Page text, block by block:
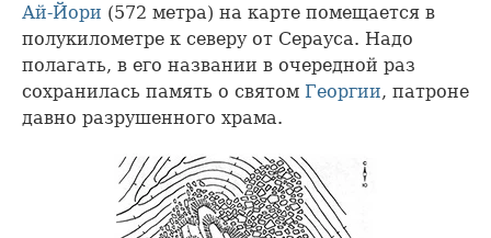
Ай-Йори (572 метра) на карте помещается в
полукилометре к северу от Серауса. Надо
полагать, в его названии в очередной раз
сохранилась память о святом Георгии, патроне
давно разрушенного храма.